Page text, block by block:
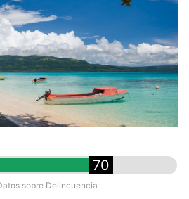
70
sobre Delincuencia